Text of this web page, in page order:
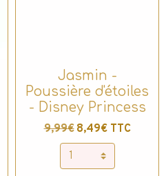
Jasmin -
Poussière d'étoiles
- Disney Princess
9,99€ 8,49€ TTC